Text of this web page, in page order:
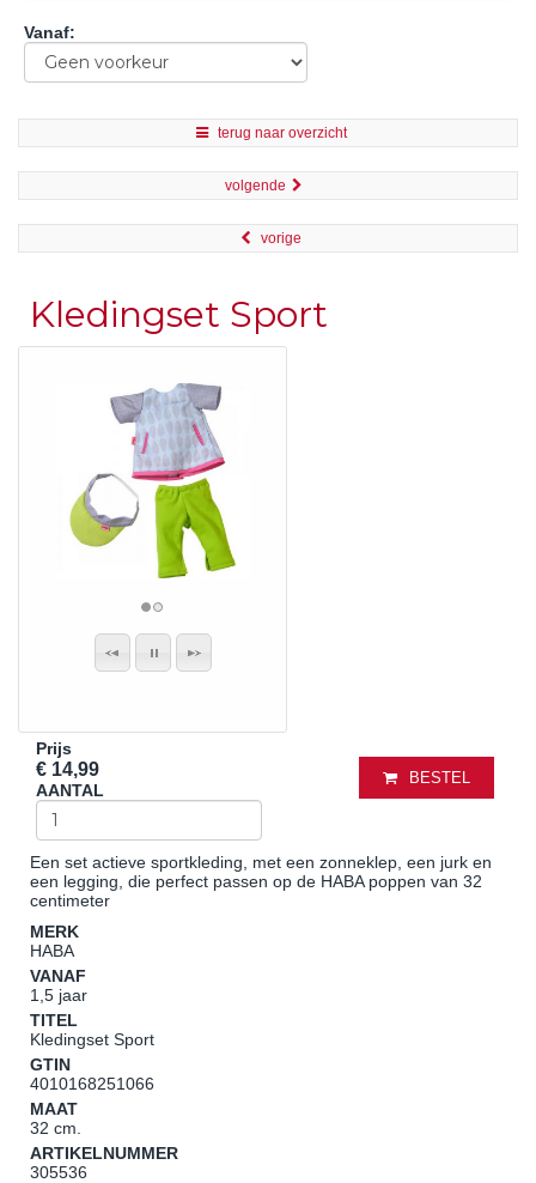
Vanaf:
terug naar overzicht
volgende
vorige
Kledingset Sport
Prijs
€ 14,99
AANTAL
BESTEL
Een set actieve sportkleding, met een zonneklep, een jurk en
een legging, die perfect passen op de HABA poppen van 32
centimeter
MERK
HABA
VANAF
1,5 jaar
TITEL
Kledingset Sport
GTIN
4010168251066
MAAT
32 cm.
ARTIKELNUMMER
305536